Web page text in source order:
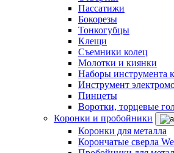
Пассатижи
Бокорезы
Тонкогубцы
Клещи
Съемники колец
Молотки и киянки
Наборы инструмента
Инструмент
Пинцеты
Воротки, торцевые
Коронки и пробойники
Коронки для металла
Корончатые сверла